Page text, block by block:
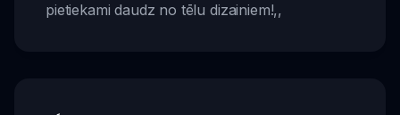
pietiekami daudz no tēlu dizainiem!,,